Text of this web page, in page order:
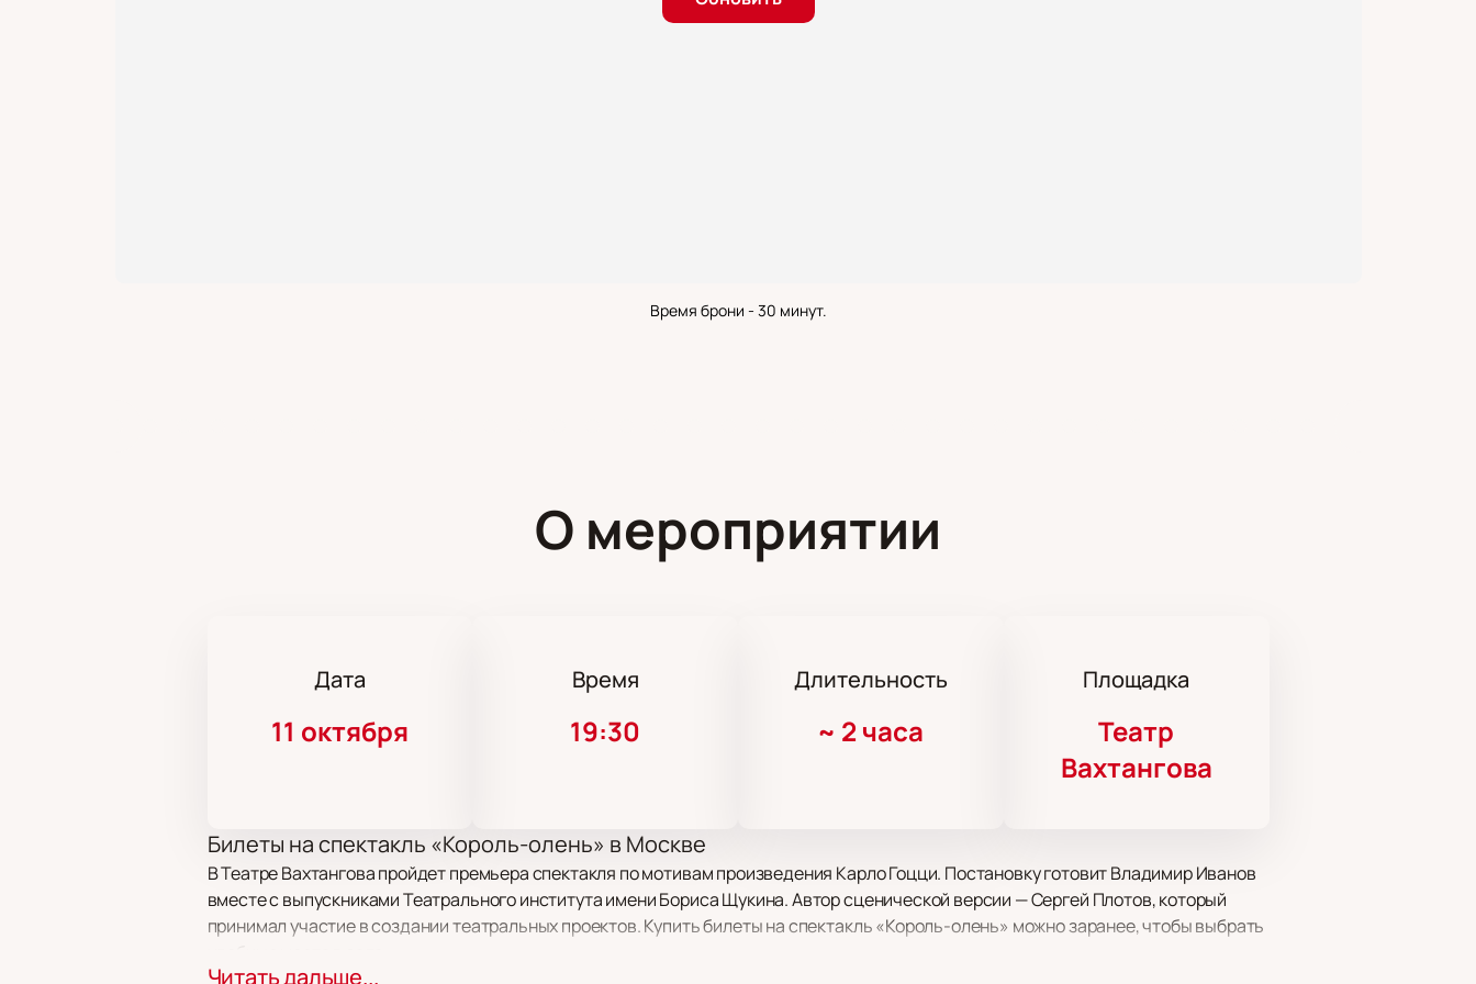
Время брони - 30 минут.
О мероприятии
Дата
11 октября
Время
19:30
Длительность
~ 2 часа
Площадка
Театр
Вахтангова
Билеты на спектакль «Король-олень» в Москве
В Театре Вахтангова пройдет премьера спектакля по мотивам произведения Карло Гоцци. Постановку готовит Владимир Иванов
вместе с выпускниками Театрального института имени Бориса Щукина. Автор сценической версии — Сергей Плотов, который
принимал участие в создании театральных проектов. Купить билеты на спектакль «Король-олень» можно заранее, чтобы выбрать
Читать дальше...